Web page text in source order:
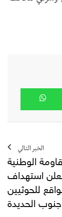
الخبر التالي
الوطنية
استهداف
للحوثيين
جنوب الحديدة